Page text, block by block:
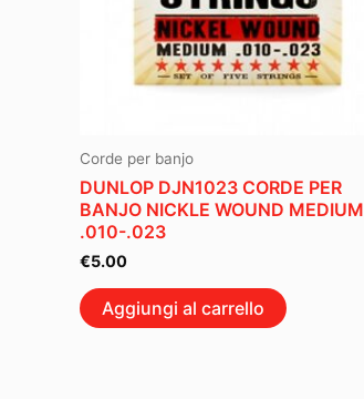
Corde per banjo
DUNLOP DJN1023 CORDE PER
BANJO NICKLE WOUND MEDIUM
.010-.023
€5.00
Aggiungi al carrello